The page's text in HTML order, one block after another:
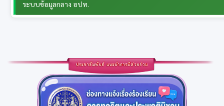
ระบบข้อมูลกลาง อปท.